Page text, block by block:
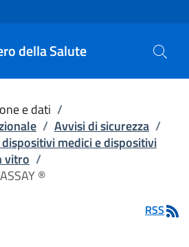
della Salute
e dati /
/ Avvisi di sicurezza /
medici e dispositivi
vitro /
®
RSS